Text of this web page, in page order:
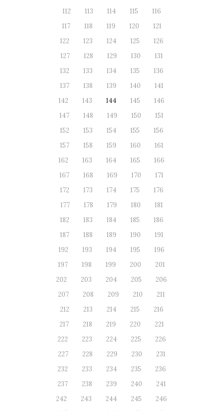
112
113 114 115
116
117
118 119 120
121
122
123 124 125
126
127
128 129 130
131
132
133 134 135
136
137
138 139 140
141
142
143 144 145
146
147
148 149 150
151
152
153 154 155
156
157
158 159 160
161
162
163 164 165
166
167
168 169 170
171
172
173 174 175
176
177
178 179 180
181
182
183 184 185
186
187
188 189 190
191
192
193 194 195
196
197
198 199 200
201
202
203 204 205
206
207
208 209 210
211
212
213 214 215
216
217
218 219 220
221
222
223 224 225
226
227
228 229 230
231
232
233 234 235
236
237
238 239 240
241
242
243 244 245
246